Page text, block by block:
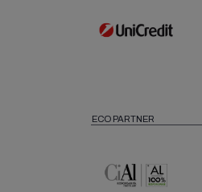
ECO PARTNER